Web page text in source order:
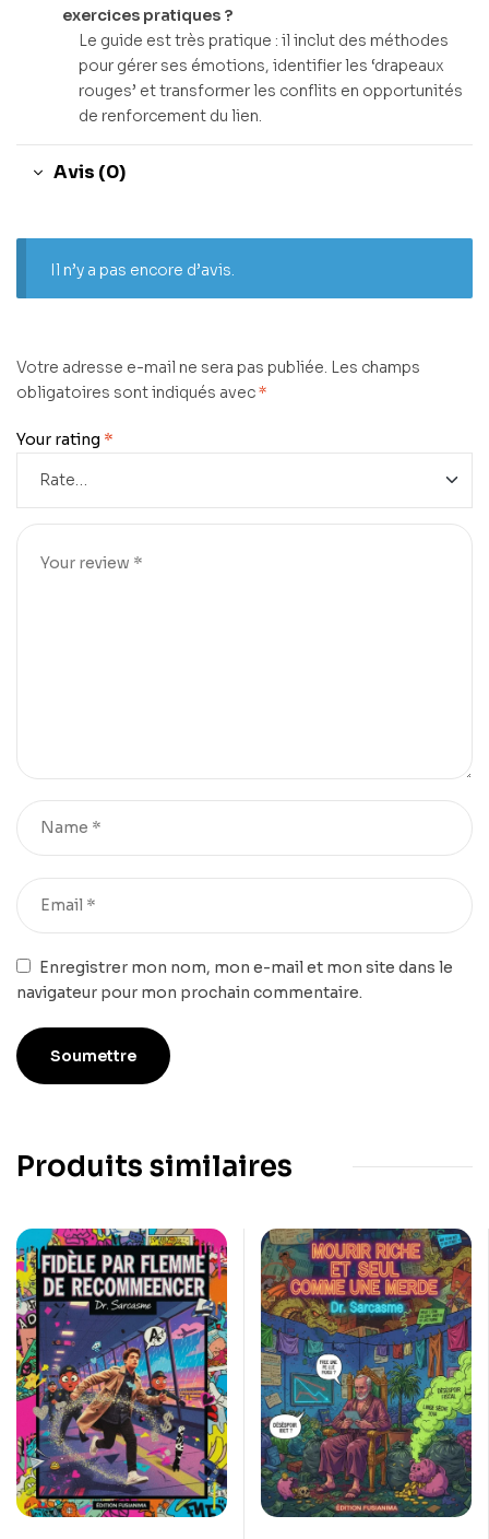
exercices pratiques ?
Le guide est très pratique : il inclut des méthodes
pour gérer ses émotions, identifier les ‘drapeaux
rouges’ et transformer les conflits en opportunités
de renforcement du lien.
Avis (0)
Il n’y a pas encore d’avis.
Votre adresse e-mail ne sera pas publiée. Les champs
obligatoires sont indiqués avec*
Your rating *
Enregistrer mon nom, mon e-mail et mon site dans le
navigateur pour mon prochain commentaire.
Produits similaires